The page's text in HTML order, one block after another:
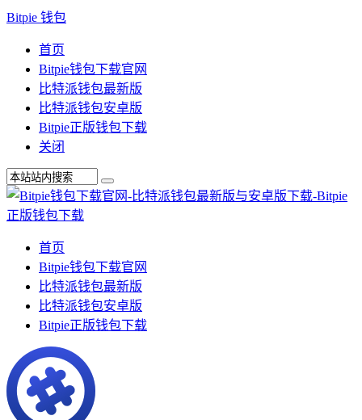
Bitpie 钱包
首页
Bitpie钱包下载官网
比特派钱包最新版
比特派钱包安卓版
Bitpie正版钱包下载
关闭
首页
Bitpie钱包下载官网
比特派钱包最新版
比特派钱包安卓版
Bitpie正版钱包下载